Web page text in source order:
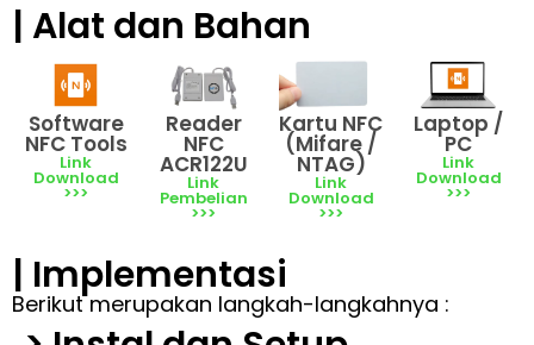
| Alat dan Bahan
Software
NFC Tools
Link
Download
>>>
Reader
NFC
ACR122U
Link
Pembelian
>>>
Kartu NFC
(Mifare /
NTAG)
Link
Download
>>>
Laptop /
PC
Link
Download
>>>
| Implementasi
Berikut merupakan langkah-langkahnya :